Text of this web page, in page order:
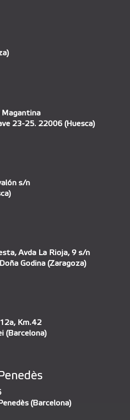
Magantina
23-25. 22006 (Huesca)
s/n
Avda La Rioja, 9 s/n
Godina (Zaragoza)
Km.42
(Barcelona)
(Barcelona)